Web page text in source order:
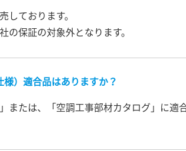
しております。
保証の対象外となります。
）適合品はありますか？
または、「空調工事部材カタログ」に適